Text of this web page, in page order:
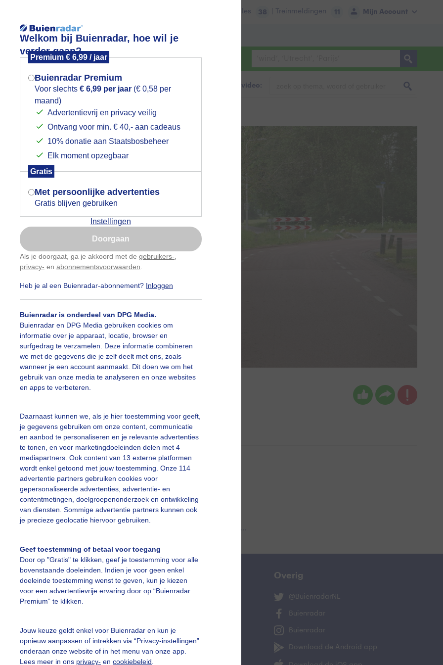
Welkom bij Buienradar, hoe wil je
verder gaan?
Premium € 6,99 / jaar
Buienradar Premium
Voor slechts € 6,99 per jaar (€ 0,58 per
maand)
Advertentievrij en privacy veilig
Ontvang voor min. € 40,- aan cadeaus
10% donatie aan Staatsbosbeheer
Elk moment opzegbaar
Gratis
Met persoonlijke advertenties
Gratis blijven gebruiken
Instellingen
Doorgaan
Als je doorgaat, ga je akkoord met de gebruikers-
privacy- en abonnementsvoorwaarden
Heb je al een Buienradar-abonnement? Inloggen
Buienradar is onderdeel van DPG Media.
Buienradar en DPG Media gebruiken cookies om
informatie over je apparaat, locatie, browser en
surfgedrag te verzamelen. Deze informatie combineren
we met de gegevens die je zelf deelt met ons, zoals
wanneer je een account aanmaakt. Dit doen we om het
gebruik van onze media te analyseren en onze websites
en apps te verbeteren.
Daarnaast kunnen we, als je hier toestemming voor geeft,
je gegevens gebruiken om onze content, communicatie
en aanbod te personaliseren en je relevante advertenties
te tonen, en voor marketingdoeleinden delen met 4
mediapartners. Ook content van 13 externe platformen
wordt enkel getoond met jouw toestemming. Onze 114
advertentie partners gebruiken cookies voor
gepersonaliseerde advertenties, advertentie- en
contentmetingen, doelgroepenonderzoek en ontwikkeling
van diensten. Sommige advertentie partners kunnen ook
je precieze geolocatie hiervoor gebruiken.
Geef toestemming of betaal voor toegang
Door op "Gratis" te klikken, geef je toestemming voor alle
bovenstaande doeleinden. Indien je voor geen enkel
doeleinde toestemming wenst te geven, kun je kiezen
voor een advertentievrije ervaring door op “Buienradar
Premium” te klikken.
Jouw keuze geldt enkel voor Buienradar en kun je
opnieuw aanpassen of intrekken via “Privacy-instellingen”
onderaan onze website of in het menu van onze app.
Lees meer in ons privacy- en cookiebeleid
Mijn Account
Files 38 | Treinmeldingen 11
Lees meer.
Foto en video Weerzine
Zoeken in foto & video:
droog
de regen van vannacht is de ochtend wel grijs maar droog
Wandelen
slideshow
vragen
Mijn weer
De Bilt
Overig
@BuienradarNL
Buienradar
Buienradar
Download de Android app
Mogen we je locatie gebruiken voor
het weer?
Indien je hier nog geen akkoord op hebt
gegeven, verschijnt er zo een pop-up uit
je browser waarin deze toestemming
gevraagd wordt.
Is goed, toon de popup
Nu niet, misschien later
Gebruik je Safari en wil je niet elke dag deze pop-up
Klikhierom dit aan te passen